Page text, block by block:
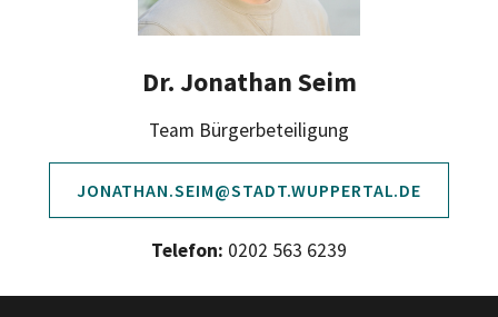
Dr. Jonathan Seim
Team Bürgerbeteiligung
JONATHAN.SEIM@STADT.WUPPERTAL.DE
Telefon: 0202 563 6239